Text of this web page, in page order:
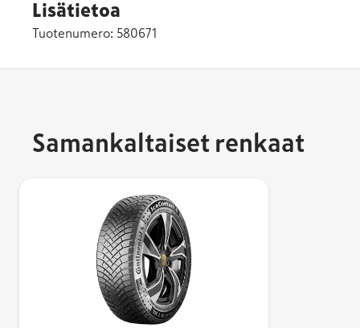
Lisätietoa
Tuotenumero: 580671
Samankaltaiset renkaat